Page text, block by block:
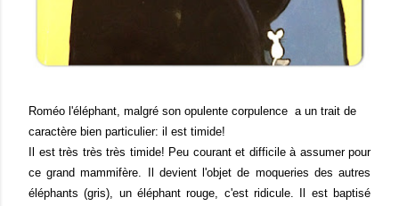
Roméo l'éléphant, malgré son opulente corpulence a un trait de
caractère bien particulier: il est timide!
Il est très très très timide! Peu courant et difficile à assumer pour
ce grand mammifère. Il devient l'objet de moqueries des autres
éléphants (gris), un éléphant rouge, c'est ridicule. Il est baptisé